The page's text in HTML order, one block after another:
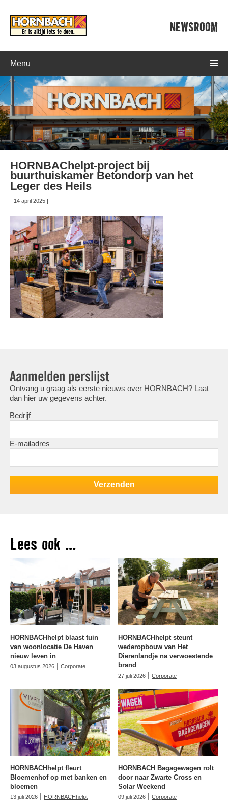
NEWSROOM
Menu
HORNBAChelpt-project bij
buurthuiskamer Betondorp van het
Leger des Heils
- 14 april 2025 |
Aanmelden perslijst
Ontvang u graag als eerste nieuws over HORNBACH? Laat
dan hier uw gegevens achter.
Bedrijf
E-mailadres
Lees ook ...
HORNBACHhelpt blaast tuin
van woonlocatie De Haven
nieuw leven in
03 augustus 2026 | Corporate
HORNBACHhelpt steunt
wederopbouw van Het
Dierenlandje na verwoestende
brand
27 juli 2026 | Corporate
HORNBACHhelpt fleurt
Bloemenhof op met banken en
bloemen
13 juli 2026 | HORNBACHhelpt
HORNBACH Bagagewagen rolt
door naar Zwarte Cross en
Solar Weekend
09 juli 2026 | Corporate